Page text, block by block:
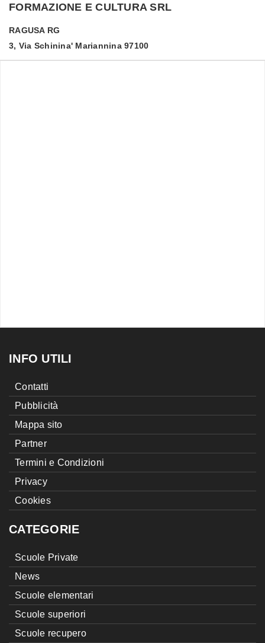
FORMAZIONE E CULTURA SRL
RAGUSA RG
3, Via Schinina' Mariannina 97100
INFO UTILI
Contatti
Pubblicità
Mappa sito
Partner
Termini e Condizioni
Privacy
Cookies
CATEGORIE
Scuole Private
News
Scuole elementari
Scuole superiori
Scuole recupero